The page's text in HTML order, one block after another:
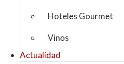
Hoteles Gourmet
Vinos
Actualidad